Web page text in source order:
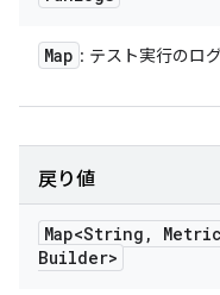
Map : テスト実行のロ
戻り値
Map<String , Metric
Builder>